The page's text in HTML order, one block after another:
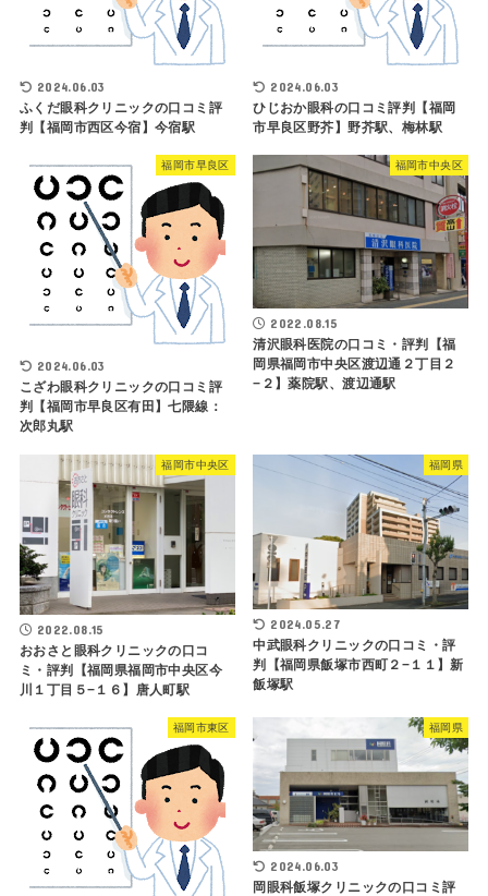
2024.06.03
ふくだ眼科クリニックの口コミ評
判【福岡市西区今宿】今宿駅
2024.06.03
ひじおか眼科の口コミ評判【福岡
市早良区野芥】野芥駅、梅林駅
福岡市早良区
2024.06.03
こざわ眼科クリニックの口コミ評
判【福岡市早良区有田】七隈線：
次郎丸駅
福岡市中央区
2022.08.15
清沢眼科医院の口コミ・評判【福
岡県福岡市中央区渡辺通２丁目２
−２】薬院駅、渡辺通駅
福岡市中央区
2022.08.15
おおさと眼科クリニックの口コ
ミ・評判【福岡県福岡市中央区今
川１丁目５−１６】唐人町駅
福岡県
2024.05.27
中武眼科クリニックの口コミ・評
判【福岡県飯塚市西町２−１１】新
飯塚駅
福岡市東区 福岡県
2024.06.03
岡眼科飯塚クリニックの口コミ評